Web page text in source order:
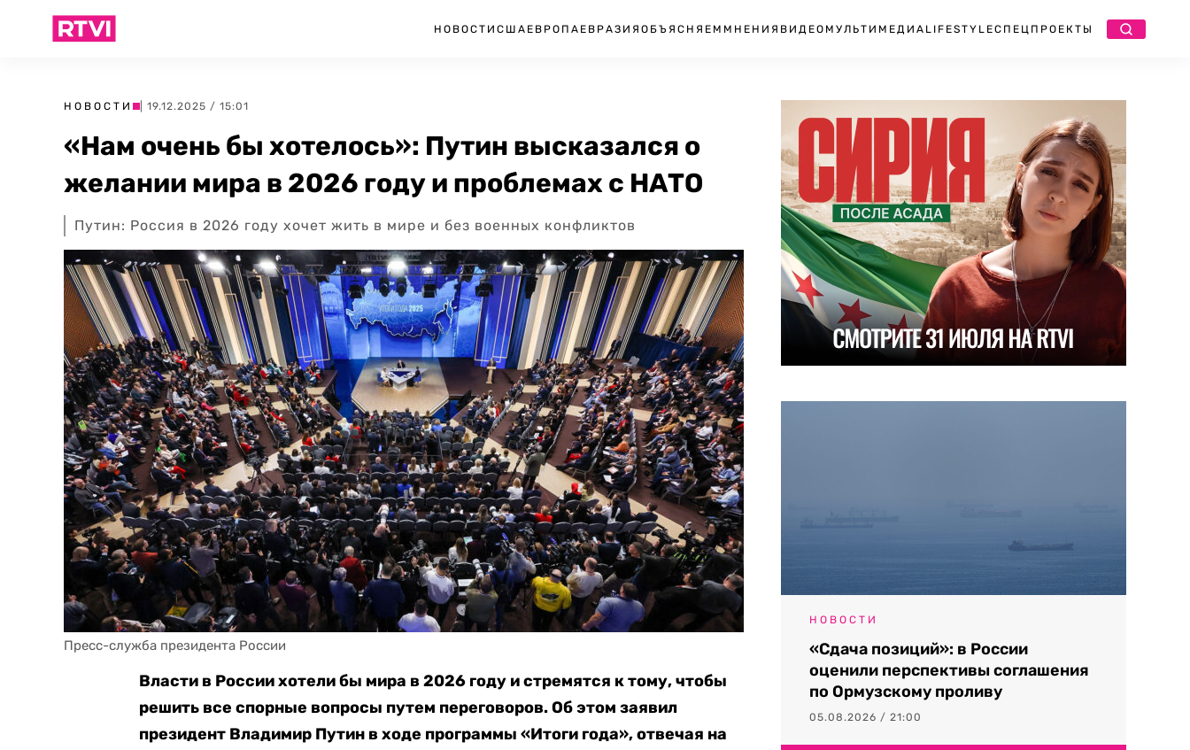
НОВОСТИ США ЕВРОПА ЕВРАЗИЯ ОБЪЯСНЯЕМ МНЕНИЯ ВИДЕО МУЛЬТИМЕДИА LIFESTYLEСПЕЦПРОЕКТЫ
НОВОСТИ | 19.12.2025 / 15:01
«Нам очень бы хотелось»: Путин высказался о
желании мира в 2026 году и проблемах с НАТО
Путин: Россия в 2026 году хочет жить в мире и без военных конфликтов
Пресс-служба президента России
Власти в России хотели бы мира в 2026 году и стремятся к тому, чтобы
решить все спорные вопросы путем переговоров. Об этом заявил
президент Владимир Путин в ходе программы «Итоги года», отвечая на
НОВОСТИ
«Сдача позиций»: в России
оценили перспективы соглашения
по Ормузскому проливу
05.08.2026 / 21:00